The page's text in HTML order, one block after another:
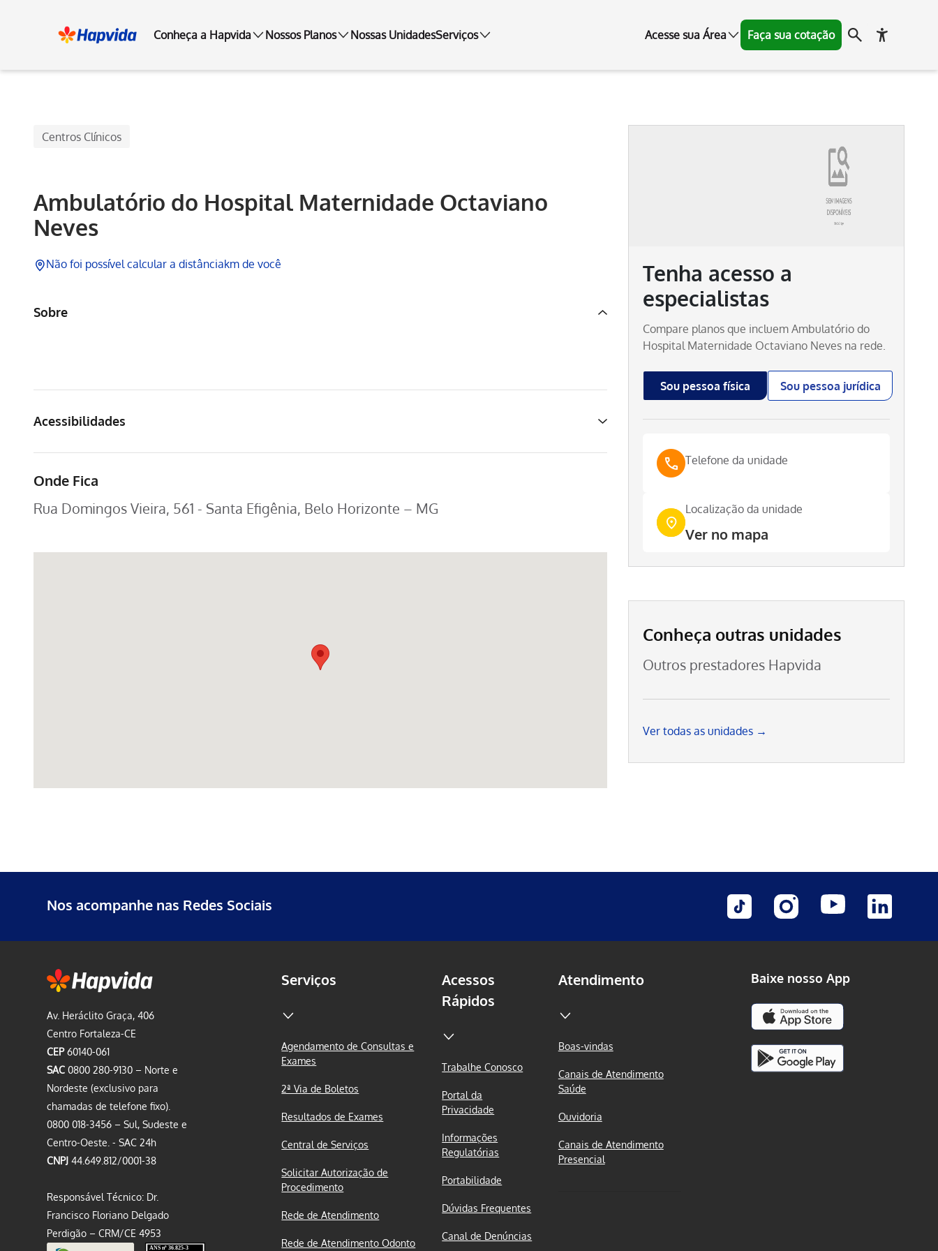
Conheça a Hapvida Nossos Planos Nossas UnidadesServiços Acesse sua Área Faça sua cotação
Centros Clínicos
Ambulatório do Hospital Maternidade Octaviano
Neves
Não foi possível calcular a distânciakm de você
Sobre
Acessibilidades
Onde Fica
Rua Domingos Vieira, 561 - Santa Efigênia, Belo Horizonte – MG
Tenha acesso a
especialistas
Compare planos que incluem Ambulatório do
Hospital Maternidade Octaviano Neves na rede.
Sou pessoa física Sou pessoa jurídica
Telefone da unidade
Localização da unidade
Ver no mapa
Conheça outras unidades
Outros prestadores Hapvida
Ver todas as unidades →
Nos acompanhe nas Redes Sociais
Av. Heráclito Graça, 406
Centro Fortaleza-CE
CEP60140-061
SAC0800 280-9130 – Norte e
Nordeste (exclusivo para
chamadas de telefone fixo).
0800 018-3456 – Sul, Sudeste e
Centro-Oeste. - SAC 24h
CNPJ44.649.812/0001-38
Responsável Técnico: Dr.
Francisco Floriano Delgado
Perdigão – CRM/CE 4953
Serviços
Agendamento de Consultas e
Exames
2ª Via de Boletos
Resultados de Exames
Central de Serviços
Solicitar Autorização de
Procedimento
Rede de Atendimento
Rede de Atendimento Odonto
Acessos
Rápidos
Trabalhe Conosco
Portal da
Privacidade
Informações
Regulatórias
Portabilidade
Dúvidas Frequentes
Canal de Denúncias
Atendimento
Boas-vindas
Canais de Atendimento
Saúde
Ouvidoria
Canais de Atendimento
Presencial
Baixe nosso App